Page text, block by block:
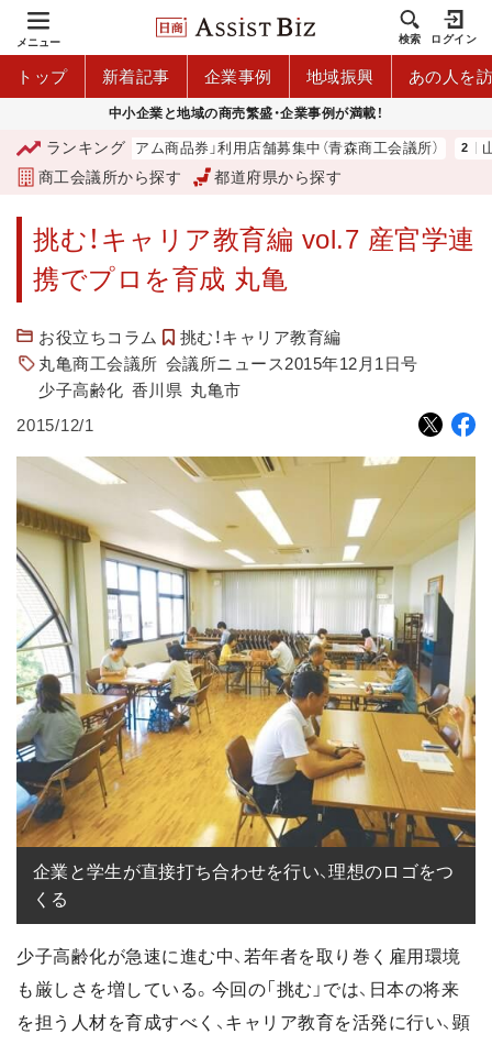
メニュー 検索 ログイン
トップ 新着記事 企業事例 地域振興 あの人を
中小企業と地域の商売繁盛・企業事例が満載！
ランキング
「青森市プレミアム商品券」利用店舗募集中（青森商工会議所） 山
商工会議所から探す 都道府県から探す
挑む！キャリア教育編 vol.7 産官学連
携でプロを育成 丸亀
お役立ちコラム
挑む！キャリア教育編
丸亀商工会議所 会議所ニュース2015年12月1日号
少子高齢化 香川県 丸亀市
2015/12/1
企業と学生が直接打ち合わせを行い、理想のロゴをつ
くる
少子高齢化が急速に進む中、若年者を取り巻く雇用環境
も厳しさを増している。今回の「挑む」では、日本の将来
を担う人材を育成すべく、キャリア教育を活発に行い、顕